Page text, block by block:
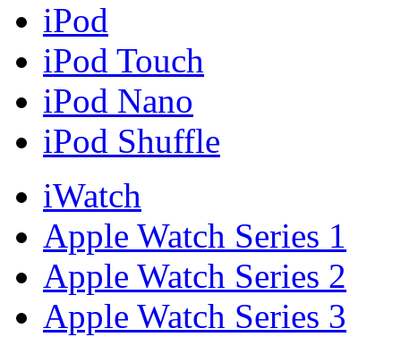
iPod
iPod Touch
iPod Nano
iPod Shuffle
iWatch
Apple Watch Series 1
Apple Watch Series 2
Apple Watch Series 3